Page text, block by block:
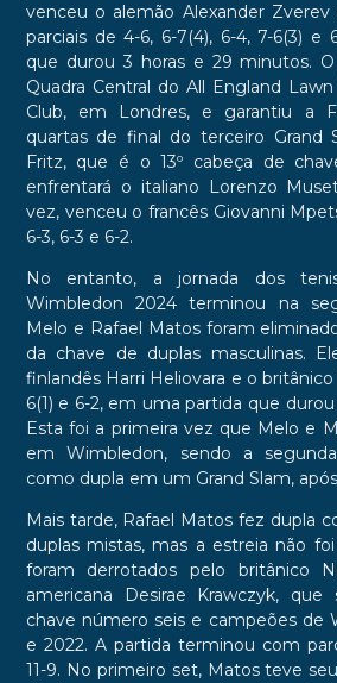
venceu o alemão Alexander
parciais de 4-6, 6-7(4), 6-4, 7-6(3) e
que durou 3 horas e 29 minutos.
Quadra Central do All England
Club, em Londres, e garantiu a
quartas de final do terceiro Grand
Fritz, que é o 13º cabeça de
enfrentará o italiano Lorenzo
vez, venceu o francês Giovanni
6-3, 6-3 e 6-2.
No entanto, a jornada dos
Wimbledon 2024 terminou na
Melo e Rafael Matos foram
da chave de duplas masculinas.
finlandês Harri Heliovara e o
6(1) e 6-2, em uma partida que
Esta foi a primeira vez que Melo e
em Wimbledon, sendo a
como dupla em um Grand Slam,
Mais tarde, Rafael Matos fez dupla
duplas mistas, mas a estreia não
foram derrotados pelo britânico
americana Desirae Krawczyk,
chave número seis e campeões de
e 2022. A partida terminou com
11-9. No primeiro set, Matos teve